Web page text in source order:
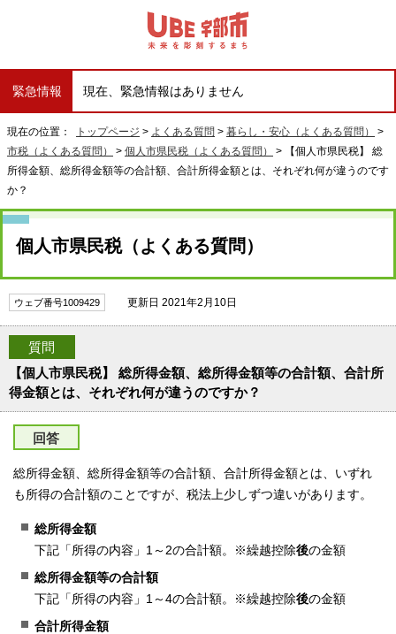
緊急情報 現在、緊急情報はありません
現在の位置： トップページ > よくある質問 > 暮らし・安心（よくある質問）
>
市税（よくある質問）
> 個人市県民税（よくある質問）
> 【個人市県民税】 総
所得金額、総所得金額等の合計額、合計所得金額とは、それぞれ何が違うのです
か？
個人市県民税（よくある質問）
ウェブ番号1009429 更新日 2021年2月10日
質問
【個人市県民税】 総所得金額、総所得金額等の合計額、合計所
得金額とは、それぞれ何が違うのですか？
回答
総所得金額、総所得金額等の合計額、合計所得金額とは、いずれ
も所得の合計額のことですが、税法上少しずつ違いがあります。
総所得金額
下記「所得の内容」1～2の合計額。※繰越控除後の金額
総所得金額等の合計額
下記「所得の内容」1～4の合計額。※繰越控除後の金額
合計所得金額